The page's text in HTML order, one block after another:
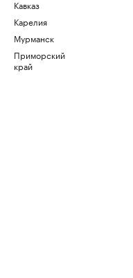
Кавказ
Карелия
Мурманск
Приморский
край